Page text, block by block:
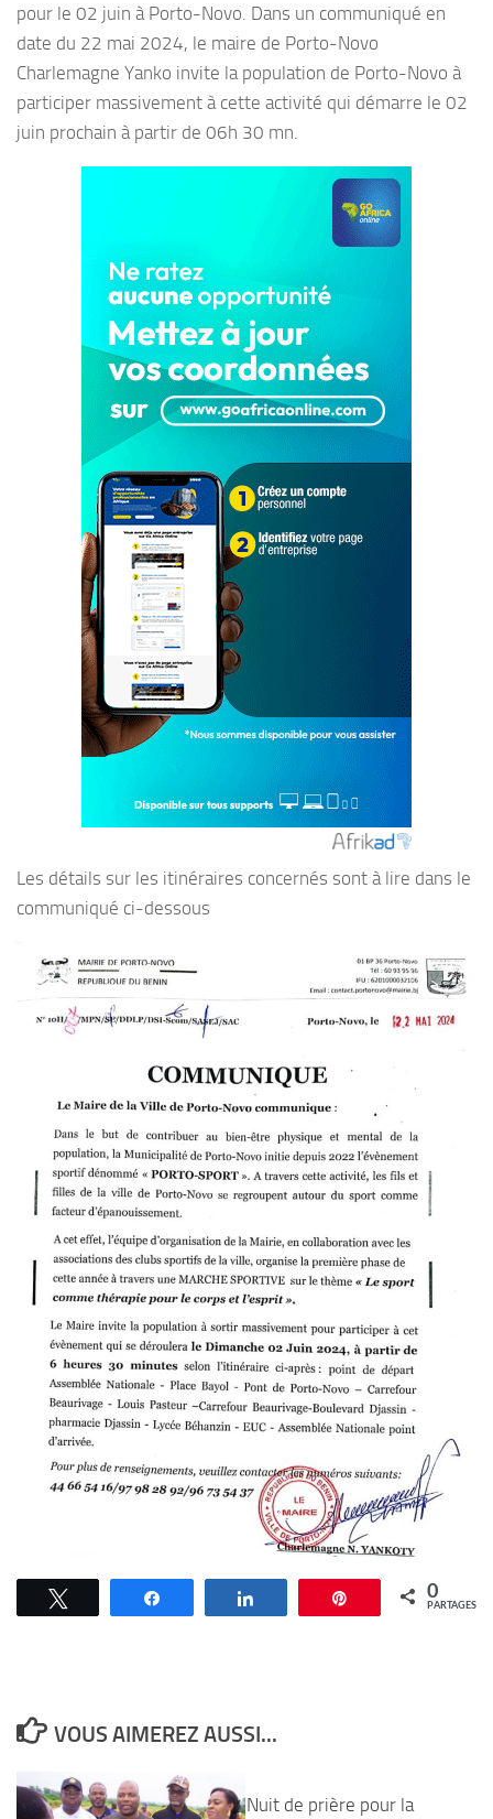
pour le 02 juin à Porto-Novo. Dans un communiqué en
date du 22 mai 2024, le maire de Porto-Novo
Charlemagne Yanko invite la population de Porto-Novo à
participer massivement à cette activité qui démarre le 02
juin prochain à partir de 06h 30 mn.
Les détails sur les itinéraires concernés sont à lire dans le
communiqué ci-dessous
Épingle 0
PARTAGES
VOUS AIMEREZ AUSSI...
Nuit de prière pour la